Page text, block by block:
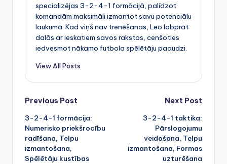
specializējas 3-2-4-1 formācijā, palīdzot
komandām maksimāli izmantot savu potenciālu
laukumā. Kad viņš nav trenēšanas, Leo labprāt
dalās ar ieskatiem savos rakstos, cenšoties
iedvesmot nākamo futbola spēlētāju paaudzi.
View All Posts
Post
navigation
Previous Post
3-2-4-1 formācija:
Numerisko priekšrocību
radīšana, Telpu
izmantošana,
Spēlētāju kustības
Next Post
3-2-4-1 taktika:
Pārslogojumu
veidošana, Telpu
izmantošana, Formas
uzturēšana